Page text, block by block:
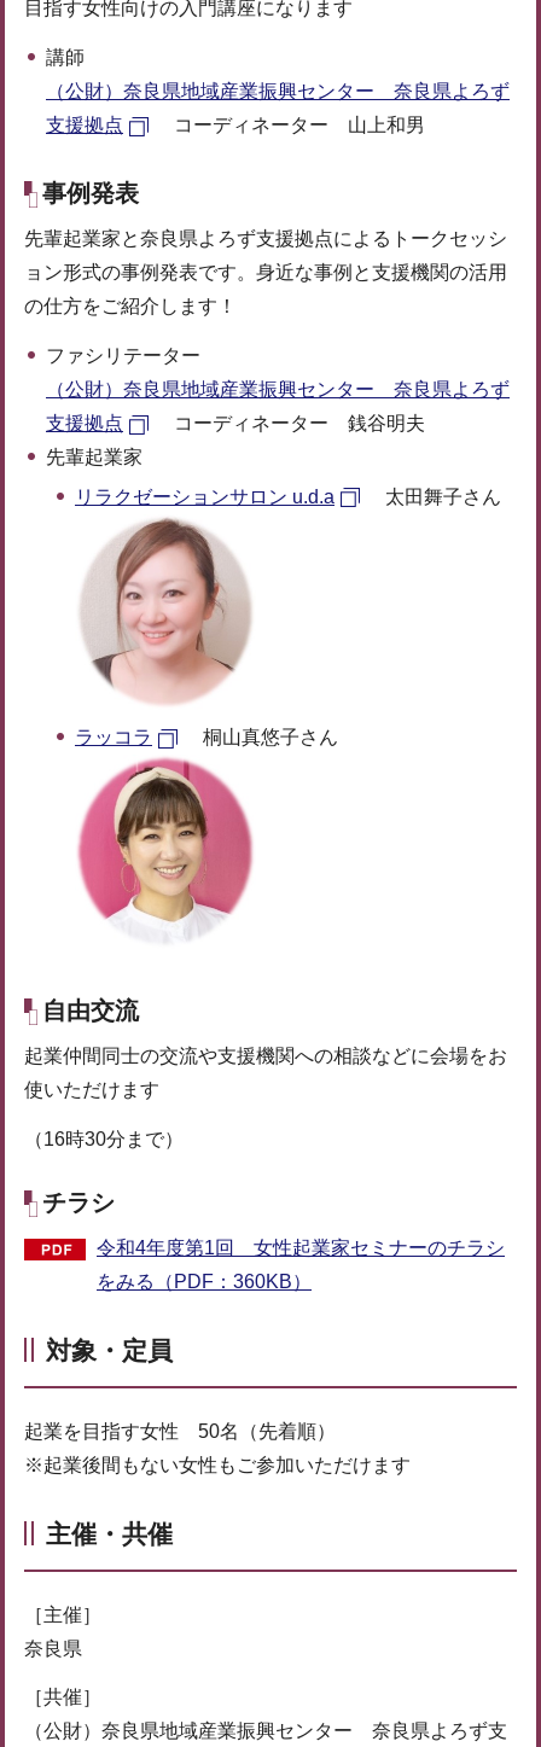
目指す女性向けの入門講座になります
講師
（公財）奈良県地域産業振興センター 奈良県よろず
支援拠点
コーディネーター 山上和男
事例発表
先輩起業家と奈良県よろず支援拠点によるトークセッシ
ョン形式の事例発表です。身近な事例と支援機関の活用
の仕方をご紹介します！
ファシリテーター
（公財）奈良県地域産業振興センター 奈良県よろず
支援拠点
コーディネーター 銭谷明夫
先輩起業家
リラクゼーションサロン u.d.a
太田舞子さん
ラッコラ 桐山真悠子さん
自由交流
起業仲間同士の交流や支援機関への相談などに会場をお
使いただけます
（16時30分まで）
チラシ
令和4年度第1回 女性起業家セミナーのチラシ
をみる（PDF：360KB）
対象・定員
起業を目指す女性 50名（先着順）
※起業後間もない女性もご参加いただけます
主催・共催
［主催］
奈良県
［共催］
（公財）奈良県地域産業振興センター 奈良県よろず支